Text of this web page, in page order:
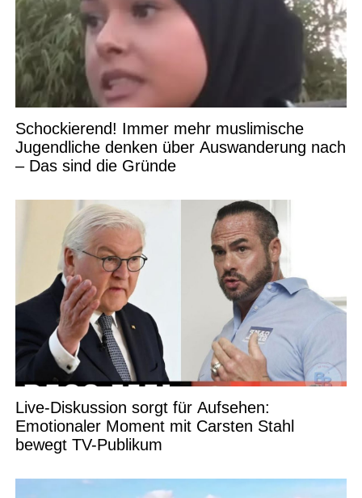
Schockierend! Immer mehr muslimische
Jugendliche denken über Auswanderung nach
– Das sind die Gründe
Live-Diskussion sorgt für Aufsehen:
Emotionaler Moment mit Carsten Stahl
bewegt TV-Publikum